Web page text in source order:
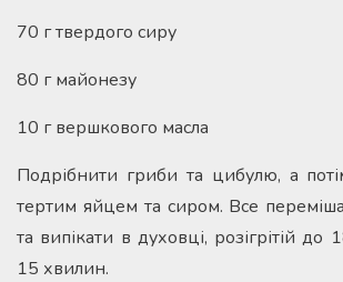
70 г твердого сиру
80 г майонезу
10 г вершкового масла
Подрібнити гриби та цибулю, а
тертим яйцем та сиром. Все
та випікати в духовці, розігрітій до
15 хвилин.